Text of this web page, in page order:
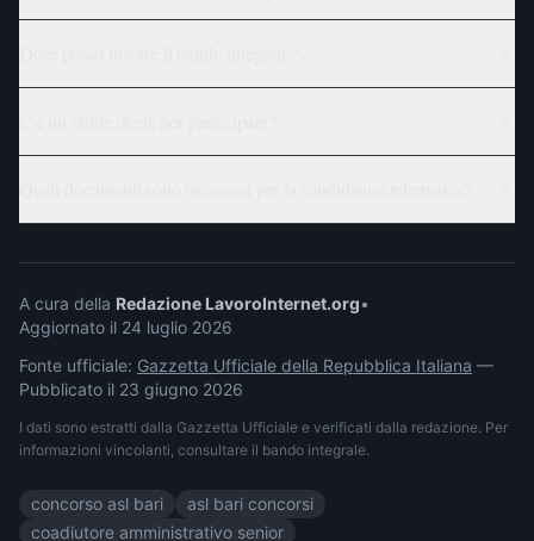
A cura della Redazione LavoroInternet.org•
Aggiornato il 24 luglio 2026
Fonte ufficiale: Gazzetta Ufficiale della Repubblica Italiana —
Pubblicato il 23 giugno 2026
I dati sono estratti dalla Gazzetta Ufficiale e verificati dalla redazione. Per
informazioni vincolanti, consultare il bando integrale.
concorso asl bari
asl bari concorsi
coadiutore amministrativo senior